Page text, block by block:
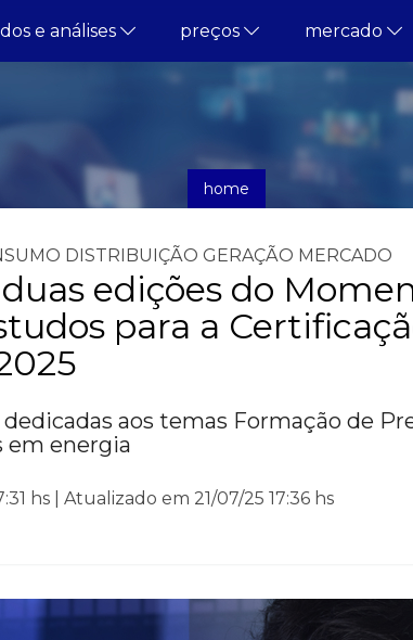
e análises preços mercado
home
notícias
DISTRIBUIÇÃO GERAÇÃO MERCADO
edições do
para a
dedicadas aos temas Formação de
em energia
hs | Atualizado em 21/07/25 17:36 hs